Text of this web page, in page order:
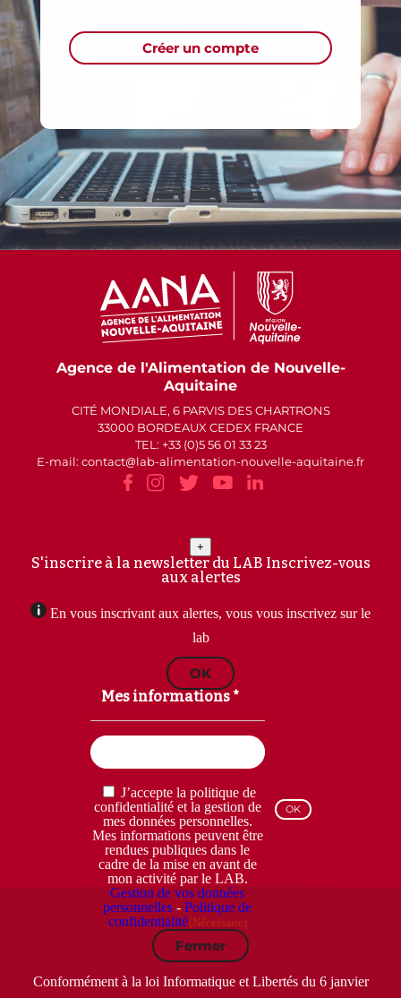
Créer un compte
Agence de l'Alimentation de Nouvelle-
Aquitaine
CITÉ MONDIALE, 6 PARVIS DES CHARTRONS
33000 BORDEAUX CEDEX FRANCE
TEL: +33 (0)5 56 01 33 23
E-mail: contact
lab-alimentation-nouvelle-aquitaine.fr
+
S'inscrire à la newsletter du LAB Inscrivez-vous
aux alertes
En vous inscrivant aux alertes, vous vous inscrivez sur le
lab
OK
Mes informations *
RGPD
(Nécessaire)
J’accepte la politique de
confidentialité et la gestion de
mes données personnelles.
Mes informations peuvent être
rendues publiques dans le
cadre de la mise en avant de
mon activité par le LAB.
Gestion de vos données
personnelles -Politique de
confidentialité(Nécessaire)
Fermer
Conformément à la loi Informatique et Libertés du 6 janvier